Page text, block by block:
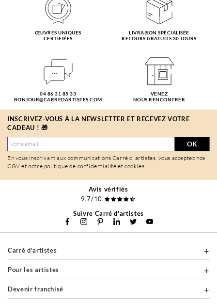
ŒUVRES UNIQUES
CERTIFIÉES
LIVRAISON SPÉCIALISÉE
RETOURS GRATUITS 30 JOURS
04 86 31 85 33
BONJOUR@CARREDARTISTES.COM
VENEZ
NOUS RENCONTRER
INSCRIVEZ-VOUS À LA NEWSLETTER ET RECEVEZ VOTRE
CADEAU ! 🎁
OK
En vous inscrivant aux communications Carré d'artistes, vous acceptez nos
CGV et notre politique de confidentialité et cookies.
Avis vérifiés
9,7/10
Suivre Carré d'artistes
Carré d'artistes
Pour les artistes
Devenir franchisé